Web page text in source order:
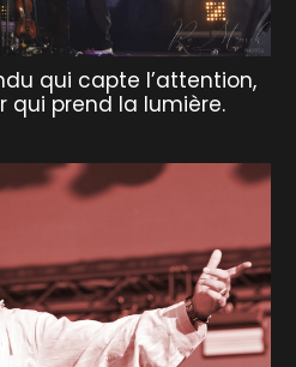
qui capte l’attention,
qui prend la lumière.